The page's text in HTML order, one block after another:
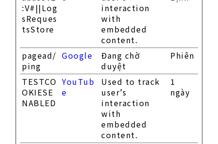
:V#||Log
sReques
tsStore
interaction
with
embedded
content.
pagead/
ping
Google
Đang chờ
duyệt
Phiên
TESTCO
OKIESE
NABLED
YouTub
e
Used to track
user’s
interaction
with
embedded
content.
1
ngày